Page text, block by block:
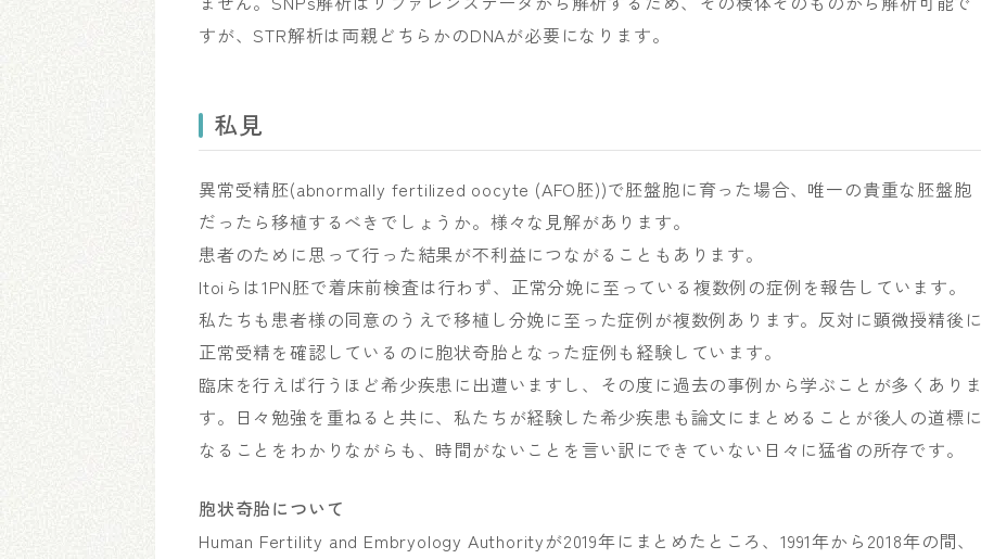
すが、STR解析は両親どちらかのDNAが必要になります。
私見
異常受精胚(abnormally fertilized oocyte (AFO胚))で胚盤胞に育った場合、唯一の貴重な胚盤胞
だったら移植するべきでしょうか。様々な見解があります。
患者のために思って行った結果が不利益につながることもあります。
Itoiらは1PN胚で着床前検査は行わず、正常分娩に至っている複数例の症例を報告しています。
私たちも患者様の同意のうえで移植し分娩に至った症例が複数例あります。反対に顕微授精後に
正常受精を確認しているのに胞状奇胎となった症例も経験しています。
臨床を行えば行うほど希少疾患に出遭いますし、その度に過去の事例から学ぶことが多くありま
す。日々勉強を重ねると共に、私たちが経験した希少疾患も論文にまとめることが後人の道標に
なることをわかりながらも、時間がないことを言い訳にできていない日々に猛省の所存です。
胞状奇胎について
Human Fertility and Embryology Authorityが2019年にまとめたところ、1991年から2018年の間、